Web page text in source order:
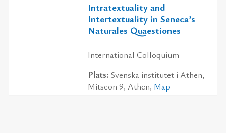
Intratextuality and
Intertextuality in Seneca’s
Naturales Quaestiones
International Colloquium
Plats: Svenska institutet i Athen,
Mitseon 9, Athen, Map